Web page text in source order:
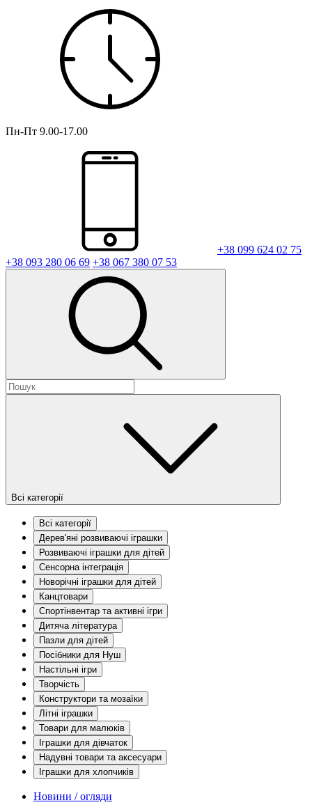
Пн-Пт 9.00-17.00
+38 099 624 02 75
+38 093 280 06 69 +38 067 380 07 53
Всі категорії
Всі категорії
Дерев'яні розвиваючі іграшки
Розвиваючі іграшки для дітей
Сенсорна інтеграція
Новорічні іграшки для дітей
Канцтовари
Спортінвентар та активні ігри
Дитяча література
Пазли для дітей
Посібники для Нуш
Настільні ігри
Творчість
Конструктори та мозаїки
Літні іграшки
Товари для малюків
Іграшки для дівчаток
Надувні товари та аксесуари
Іграшки для хлопчиків
Новини / огляди